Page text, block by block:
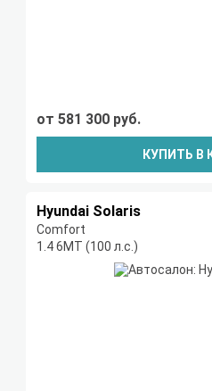
от 581 300 руб.
КУПИТЬ В
Hyundai Solaris
Comfort
1.4 6МТ (100 л.с.)